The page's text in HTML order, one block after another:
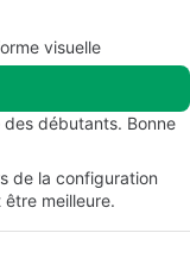
visuelle
débutants. Bonne
de la configuration
meilleure.